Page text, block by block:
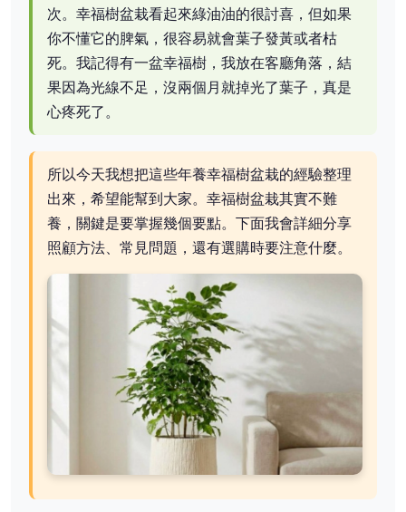
次。幸福樹盆栽看起來綠油油的很討喜，但如果
你不懂它的脾氣，很容易就會葉子發黃或者枯
死。我記得有一盆幸福樹，我放在客廳角落，結
果因為光線不足，沒兩個月就掉光了葉子，真是
心疼死了。
所以今天我想把這些年養幸福樹盆栽的經驗整理
出來，希望能幫到大家。幸福樹盆栽其實不難
養，關鍵是要掌握幾個要點。下面我會詳細分享
照顧方法、常見問題，還有選購時要注意什麼。